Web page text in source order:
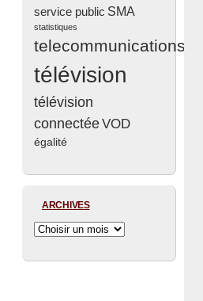
service public SMA
statistiques
telecommunications
télévision
télévision
connectéeVOD
égalité
ARCHIVES